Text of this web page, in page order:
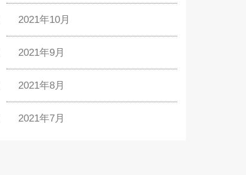
2021年10月
2021年9月
2021年8月
2021年7月